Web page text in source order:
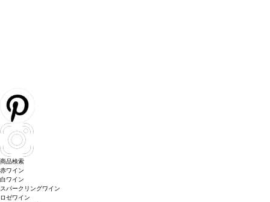
商品検索
赤ワイン
白ワイン
スパークリングワイン
ロゼワイン